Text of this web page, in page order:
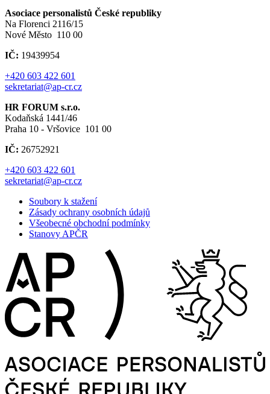
Asociace personalistů České republiky
Na Florenci 2116/15
Nové Město 110 00
IČ: 19439954
+420 603 422 601
sekretariat@ap-cr.cz
HR FORUM s.r.o.
Kodaňská 1441/46
Praha 10 - Vršovice 101 00
IČ: 26752921
+420 603 422 601
sekretariat@ap-cr.cz
Soubory k stažení
Zásady ochrany osobních údajů
Všeobecné obchodní podmínky
Stanovy APČR